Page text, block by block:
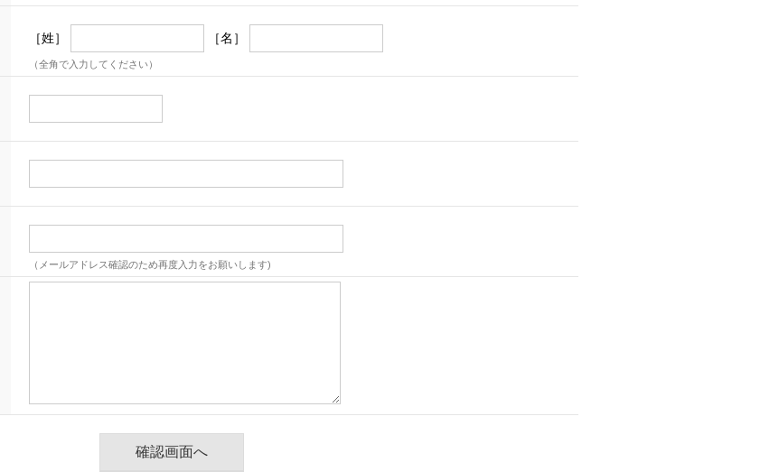
［姓］ ［名］
（全角で入力してください）
（メールアドレス確認のため再度入力をお願いします)